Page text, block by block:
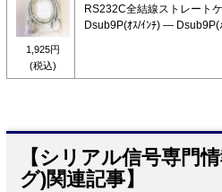
1,925円
(税込)
RS232C全結線ストレート
Dsub9P(ｵｽ/ｲﾝﾁ) ― Dsub9P(
【シリアル信号専門
グ)関連記事】